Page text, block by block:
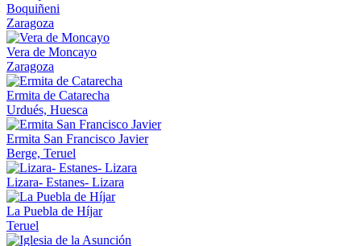
Boquiñeni
Zaragoza
Vera de Moncayo
Zaragoza
Ermita de Catarecha
Urdués, Huesca
Ermita San Francisco Javier
Berge, Teruel
Lizara- Estanes- Lizara
La Puebla de Híjar
Teruel